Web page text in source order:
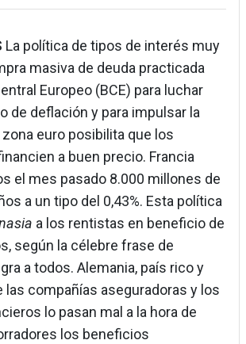
La política de tipos de interés muy
masiva de deuda practicada
Europeo (BCE) para luchar
de deflación y para impulsar la
euro posibilita que los
a buen precio. Francia
el mes pasado 8.000 millones de
a un tipo del 0,43%. Esta política
a los rentistas en beneficio de
según la célebre frase de
a todos. Alemania, país rico y
las compañías aseguradoras y los
lo pasan mal a la hora de
los beneficios